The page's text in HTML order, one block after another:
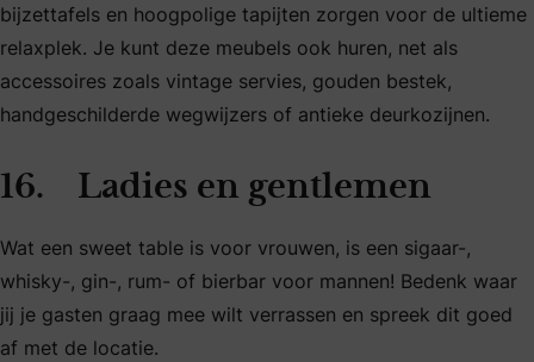
bijzettafels en hoogpolige tapijten zorgen voor de ultieme
relaxplek. Je kunt deze meubels ook huren, net als
accessoires zoals vintage servies, gouden bestek,
handgeschilderde wegwijzers of antieke deurkozijnen.
16. Ladies en gentlemen
Wat een sweet table is voor vrouwen, is een sigaar-,
whisky-, gin-, rum- of bierbar voor mannen! Bedenk waar
jij je gasten graag mee wilt verrassen en spreek dit goed
af met de locatie.